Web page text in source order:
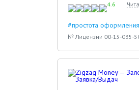
4.6
#простота оформления
№ Лицензии 00-15-035-